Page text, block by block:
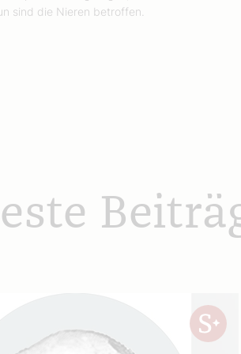
sind die Nieren betroffen.